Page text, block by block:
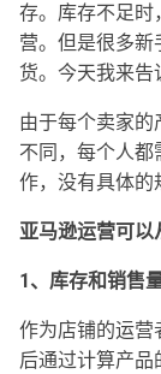
存。库存不足时
营。但是很多
货。今天我来告
由于每个卖家
不同，每个人
作，没有具体的
亚马逊运营可以
1、库存和销售
作为店铺的运营
后通过计算产